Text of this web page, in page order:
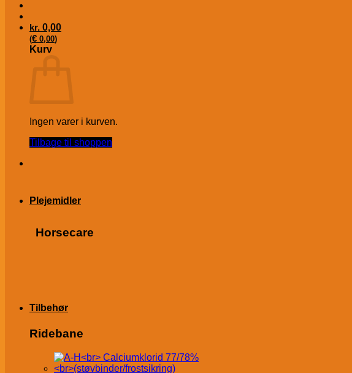
kr. 0,00
(€ 0,00)
Kurv
Ingen varer i kurven.
Tilbage til shoppen
Plejemidler
Horsecare
Tilbehør
Ridebane